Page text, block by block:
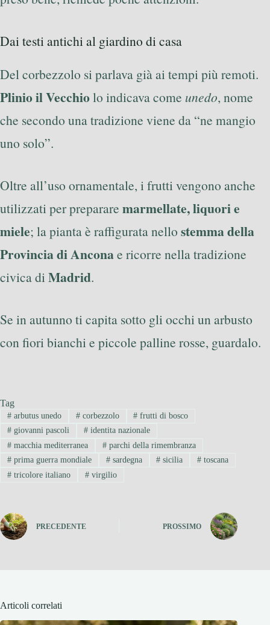
Dai testi antichi al giardino di casa
Del corbezzolo si parlava già ai tempi più remoti.
Plinio il Vecchiolo indicava come unedo, nome
che secondo una tradizione viene da “ne mangio
uno solo”.
Oltre all’uso ornamentale, i frutti vengono anche
utilizzati per preparare marmellate, liquori e
miele; la pianta è raffigurata nello stemma della
Provincia di Anconae ricorre nella tradizione
civica diMadrid.
Se in autunno ti capita sotto gli occhi un arbusto
con fiori bianchi e piccole palline rosse, guardalo.
Tag
#arbutus unedo #corbezzolo # frutti di bosco
#giovanni pascoli #identita nazionale
#macchia mediterranea #parchi della rimembranza
#prima guerra mondiale #sardegna # sicilia # toscana
#tricolore italiano #virgilio
PRECEDENTE PROSSIMO
Articoli correlati